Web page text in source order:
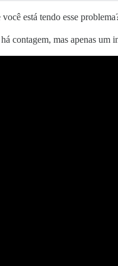
está tendo esse
contagem, mas apenas um